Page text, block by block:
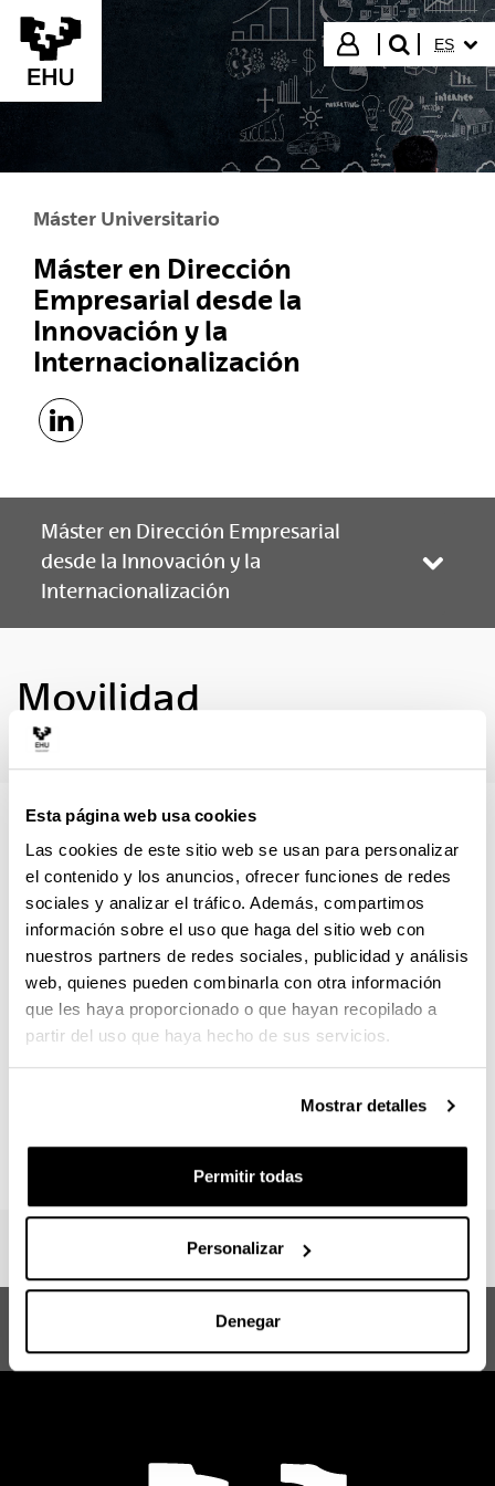
Esta página web usa cookies
Las cookies de este sitio web se usan para personalizar
el contenido y los anuncios, ofrecer funciones de redes
sociales y analizar el tráfico. Además, compartimos
información sobre el uso que haga del sitio web con
nuestros partners de redes sociales, publicidad y análisis
web, quienes pueden combinarla con otra información
que les haya proporcionado o que hayan recopilado a
partir del uso que haya hecho de sus servicios.
Mostrar detalles
Permitir todas
Personalizar
Denegar
Saltar al contenido principal
Iniciar sesión
buscar"
ES
Máster Universitario
Máster en Dirección
Empresarial desde la
Innovación y la
Internacionalización
Linkedin - (Abre una nueva ventana)
Máster en Dirección Empresarial
desde la Innovación y la
Internacionalización
Movilidad
El alumnado de máster de la UPV/EHU puede realizar
estancias en otros centros siempre que lo autorice la
comisión académica correspondiente.
Los programas de movilidad
del alumnado de los
másteres oficiales son Erasmus+ (Erasmus Estudios),
Programa UPV/EHU-América Latina y Programa Otros
Destinos, dependientes de la Oficina de Relacionales
Internacionales del Vicerrectorado de Coordinación y
Relacionales Internacionales.
Por otra parte, las becas IkaslePraktikak (Erasmus+
prácticas en el extranjero.
Máster en Dirección Empresarial desde